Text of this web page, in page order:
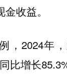
收益。
，2024年
比增长